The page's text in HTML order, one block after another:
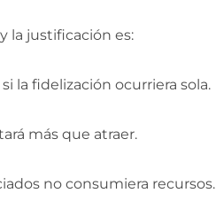
la justificación es:
la fidelización ocurriera sola.
más que atraer.
no consumiera recursos.